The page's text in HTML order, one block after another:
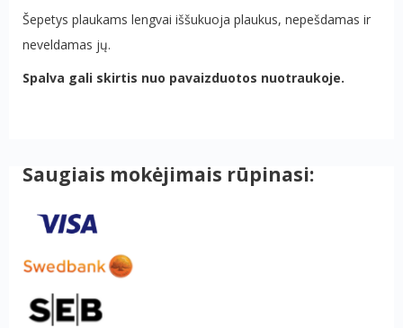
Šepetys plaukams lengvai iššukuoja plaukus, nepešdamas ir
neveldamas jų.
Spalva gali skirtis nuo pavaizduotos nuotraukoje.
Saugiais mokėjimais rūpinasi: